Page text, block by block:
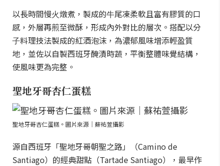
以長時間慢⽕燉煮，製成的⽜尾凍柔軟且富有膠質的口
感，外層再煎至微酥，形成內外對比的層次。搭配以分
⼦料理技法製成的紅酒泡沫，為濃郁風味增添輕盈質
地，並佐以⾃製西班牙醃漬時蔬，平衡整體味覺結構，
使風味更為完整。
聖地牙哥杏仁蛋糕
聖地牙哥杏仁蛋糕。圖片來源｜蘇祐萱攝影
源⾃西班牙「聖地牙哥朝聖之路」（Camino de
Santiago）的經典甜點（Tartade Santiago），最早作